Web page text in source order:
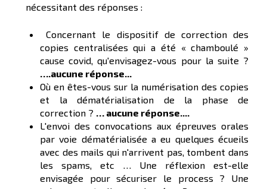
nécessitant des réponses :
Concernant le dispositif de correction des
copies centralisées qui a été « chamboulé »
cause covid, qu'envisagez-vous pour la suite ?
….aucune réponse...
Où en êtes-vous sur la numérisation des copies
et la dématérialisation de la phase de
correction ? … aucune réponse....
L'envoi des convocations aux épreuves orales
par voie dématérialisée a eu quelques écueils
avec des mails qui n'arrivent pas, tombent dans
les spams, etc … Une réflexion est-elle
envisagée pour sécuriser le process ? Une